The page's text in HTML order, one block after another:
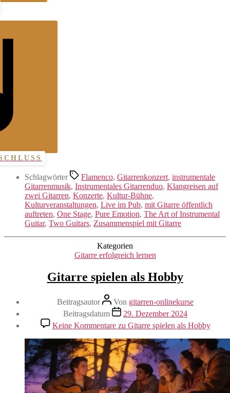
Schlagwörter Flamenco, Gitarrenkonzert, instrumentale
Gitarrenmusik, Instrumentales Gitarrenduo, Klangreisen auf
zwei Gitarren, Konzerte, Kultur-Bühne,
Kulturveranstaltungen, Live im Pub, mit Gitarre öffentlich
auftreten, One Stage, Pure Emotion, The Art of Instrumental
Guitar, Two Guitars, Zusammenspiel mit Gitarre
Kategorien
Gitarre erfolgreich lernen
Gitarre spielen als Hobby
Beitragsautor Von gitarren-onlinekurse
Beitragsdatum
29. Dezember 2024
Keine Kommentarezu Gitarre spielen als Hobby